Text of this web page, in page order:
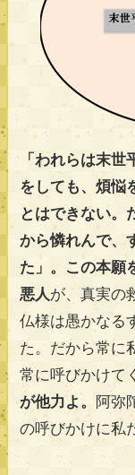
「われらは末
をしても、煩悩
とはできない。
から憐れんで、
た」。この本願
悪人が、真実の
仏様は愚かなる
た。だから常に
常に呼びかけて
が他力よ。 阿弥
の呼びかけに私